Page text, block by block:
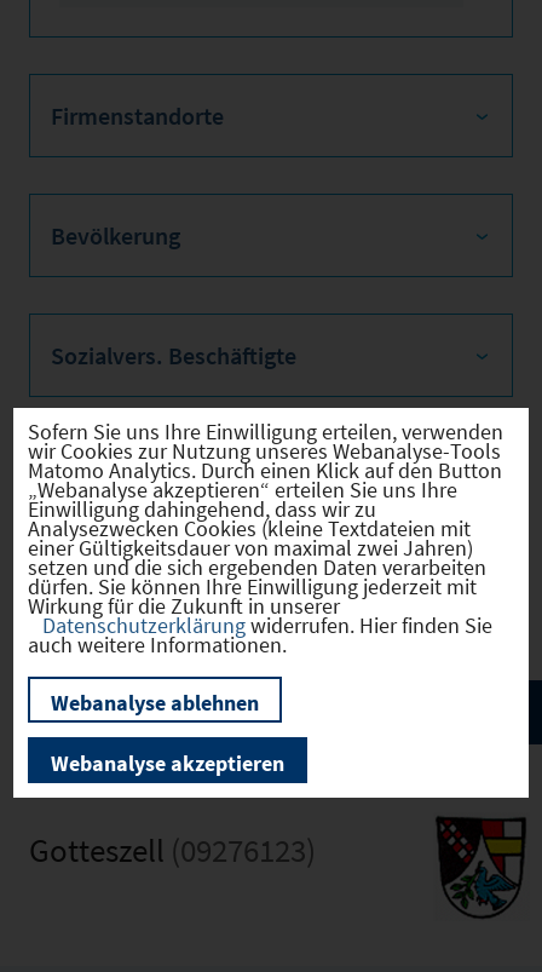
Firmenstandorte
Bevölkerung
Sozialvers. Beschäftigte
Verkehrsinfrastruktur
Kommunale Infrastruktur
Gotteszell (09276123)
Sofern Sie uns Ihre Einwilligung erteilen, verwenden
wir Cookies zur Nutzung unseres Webanalyse-Tools
Matomo Analytics. Durch einen Klick auf den Button
„Webanalyse akzeptieren“ erteilen Sie uns Ihre
Einwilligung dahingehend, dass wir zu
Analysezwecken Cookies (kleine Textdateien mit
einer Gültigkeitsdauer von maximal zwei Jahren)
setzen und die sich ergebenden Daten verarbeiten
dürfen. Sie können Ihre Einwilligung jederzeit mit
Wirkung für die Zukunft in unserer
Datenschutzerklärungwiderrufen. Hier finden Sie
auch weitere Informationen.
Webanalyse ablehnen
Webanalyse akzeptieren